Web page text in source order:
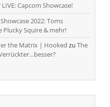
Capcom Showcase!
2022: Toms
Plucky Squire & mehr!
the Matrix | Hooked zu The